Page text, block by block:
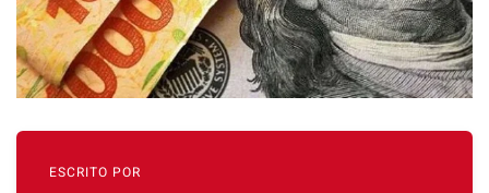
ESCRITO POR